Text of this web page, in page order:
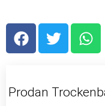
F
a
b
T
w
t
W
h
s
Prodan